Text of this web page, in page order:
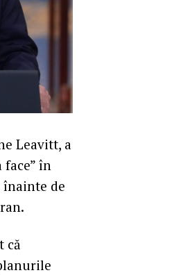
Leavitt, a
face” în
înainte de
că